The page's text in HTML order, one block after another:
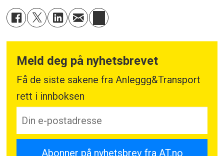
Meld deg på nyhetsbrevet
Få de siste sakene fra Anleggg&Transport
rett i innboksen